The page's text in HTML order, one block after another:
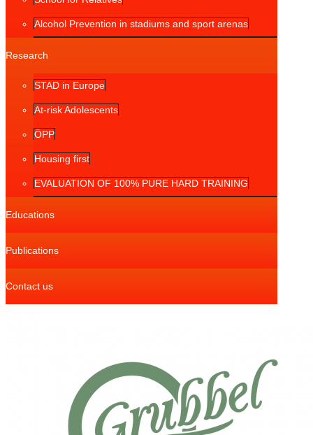
Alcohol Prevention in stadiums and sport arenas
Research
STAD in Europe
At-risk Adolescents
ÖPP
Housing first
EVALUATION OF 100% PURE HARD TRAINING
Educations
Publications
Contact us